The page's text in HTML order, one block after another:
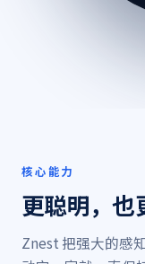
核心能力
更聪明，也
Znest 把强大的感